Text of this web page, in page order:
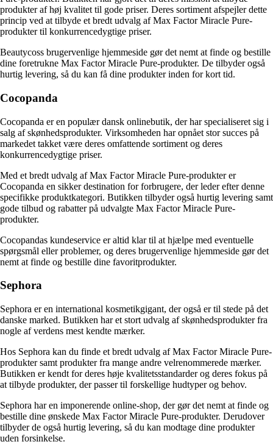
produkter af høj kvalitet til gode priser. Deres sortiment afspejler dette
princip ved at tilbyde et bredt udvalg af Max Factor Miracle Pure-
produkter til konkurrencedygtige priser.
Beautycoss brugervenlige hjemmeside gør det nemt at finde og bestille
dine foretrukne Max Factor Miracle Pure-produkter. De tilbyder også
hurtig levering, så du kan få dine produkter inden for kort tid.
Cocopanda
Cocopanda er en populær dansk onlinebutik, der har specialiseret sig i
salg af skønhedsprodukter. Virksomheden har opnået stor succes på
markedet takket være deres omfattende sortiment og deres
konkurrencedygtige priser.
Med et bredt udvalg af Max Factor Miracle Pure-produkter er
Cocopanda en sikker destination for forbrugere, der leder efter denne
specifikke produktkategori. Butikken tilbyder også hurtig levering samt
gode tilbud og rabatter på udvalgte Max Factor Miracle Pure-
produkter.
Cocopandas kundeservice er altid klar til at hjælpe med eventuelle
spørgsmål eller problemer, og deres brugervenlige hjemmeside gør det
nemt at finde og bestille dine favoritprodukter.
Sephora
Sephora er en international kosmetikgigant, der også er til stede på det
danske marked. Butikken har et stort udvalg af skønhedsprodukter fra
nogle af verdens mest kendte mærker.
Hos Sephora kan du finde et bredt udvalg af Max Factor Miracle Pure-
produkter samt produkter fra mange andre velrenommerede mærker.
Butikken er kendt for deres høje kvalitetsstandarder og deres fokus på
at tilbyde produkter, der passer til forskellige hudtyper og behov.
Sephora har en imponerende online-shop, der gør det nemt at finde og
bestille dine ønskede Max Factor Miracle Pure-produkter. Derudover
tilbyder de også hurtig levering, så du kan modtage dine produkter
uden forsinkelse.